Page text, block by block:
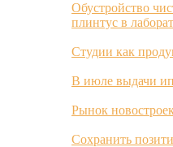
Обустройство
плинтус в
Студии как
В июле выдачи
Рынок
Сохранить